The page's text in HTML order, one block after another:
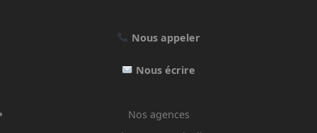
Nous appeler
Nous écrire
Nos agences